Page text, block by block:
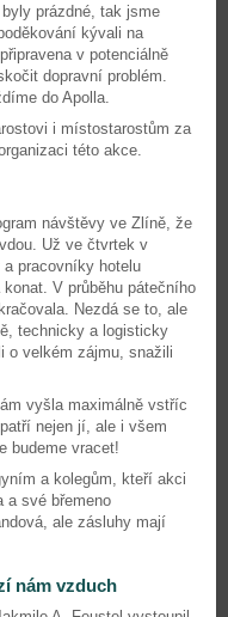
prázdné, tak jsme
kývali na
v potenciálně
dopravní problém.
do Apolla.
i místostarostům za
této akce.
návštěvy ve Zlíně, že
Už ve čtvrtek v
pracovníky hotelu
V průběhu pátečního
Nezdá se to, ale
technicky a logisticky
o velkém zájmu, snažili
vyšla maximálně vstříc
nejen jí, ale i všem
budeme vracet!
a kolegům, kteří akci
a své břemeno
ale zásluhy mají
nám vzduch